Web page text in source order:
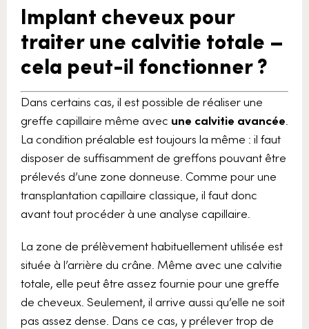
Implant cheveux pour
traiter une calvitie totale –
cela peut-il fonctionner ?
Dans certains cas, il est possible de réaliser une
greffe capillaire même avec une calvitie avancée.
La condition préalable est toujours la même : il faut
disposer de suffisamment de greffons pouvant être
prélevés d’une zone donneuse. Comme pour une
transplantation capillaire classique, il faut donc
avant tout procéder à une analyse capillaire.
La zone de prélèvement habituellement utilisée est
située à l’arrière du crâne. Même avec une calvitie
totale, elle peut être assez fournie pour une greffe
de cheveux. Seulement, il arrive aussi qu’elle ne soit
pas assez dense. Dans ce cas, y prélever trop de